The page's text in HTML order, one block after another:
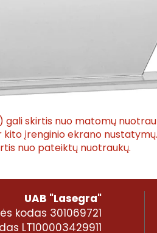
gali skirtis nuo matomų
įrenginio ekrano
nuo pateiktų nuotraukų.
UAB "Lasegra"
kodas 301069721
LT100003429911